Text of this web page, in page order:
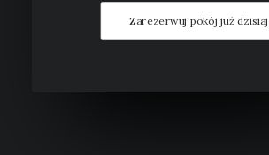
Zarezerwuj pokój już dzisiaj